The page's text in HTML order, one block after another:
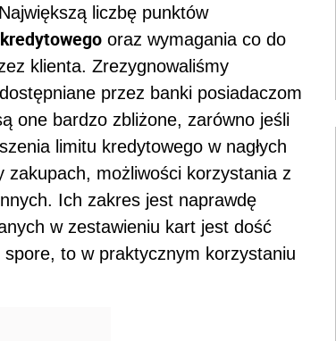
liczbę punktów
oraz wymagania co do
klienta. Zrezygnowaliśmy
przez banki posiadaczom
one bardzo zbliżone, zarówno jeśli
limitu kredytowego w nagłych
zakupach, możliwości korzystania z
Ich zakres jest naprawdę
w zestawieniu kart jest dość
to w praktycznym korzystaniu